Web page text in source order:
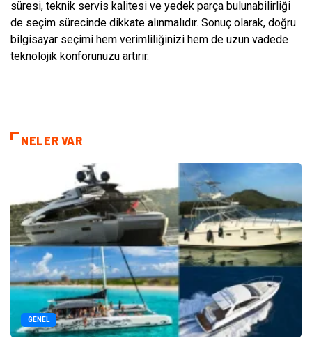
süresi, teknik servis kalitesi ve yedek parça bulunabilirliği
de seçim sürecinde dikkate alınmalıdır. Sonuç olarak, doğru
bilgisayar seçimi hem verimliliğinizi hem de uzun vadede
teknolojik konforunuzu artırır.
NELER VAR
GENEL